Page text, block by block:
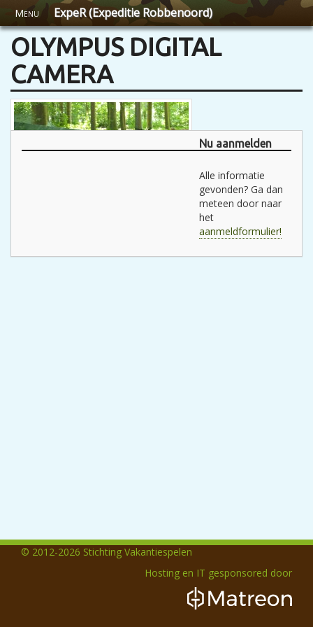
Menu ExpeR (Expeditie Robbenoord)
OLYMPUS DIGITAL
CAMERA
Nu aanmelden
Alle informatie
gevonden? Ga dan
meteen door naar
het
aanmeldformulier!
© 2012-2026 Stichting Vakantiespelen
Hosting en IT gesponsored door